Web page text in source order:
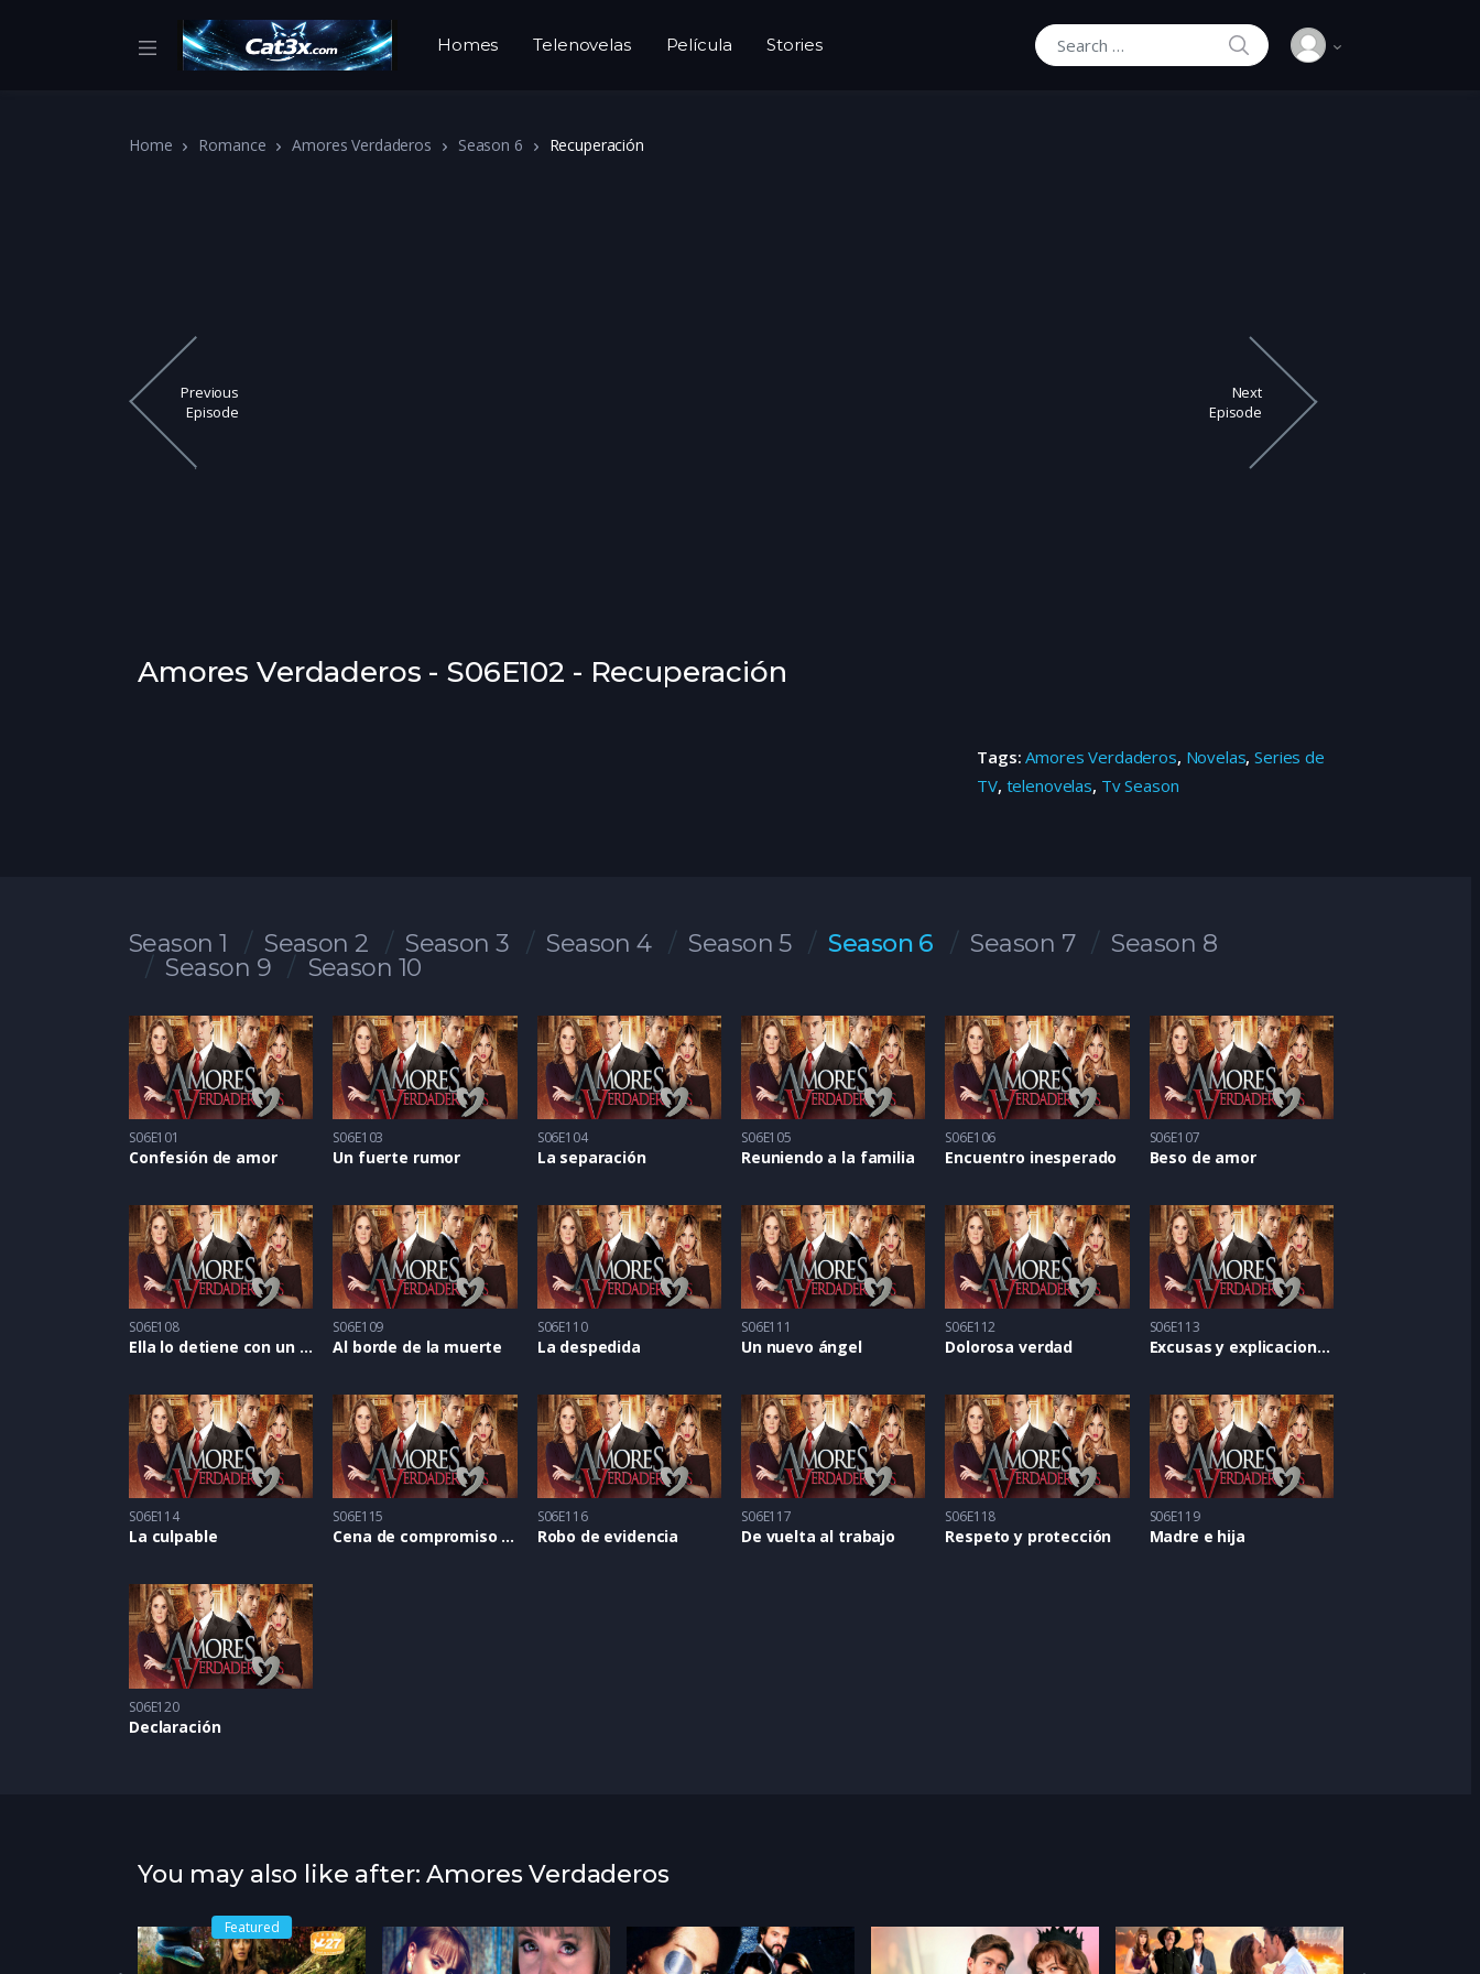
Homes Telenovelas Película Stories
Search for:
SEARCH
Home Romance Amores Verdaderos Season 6 Recuperación
Previous
Episode
Next
Episode
Amores Verdaderos - S06E102 - Recuperación
Tags:Amores Verdaderos, Novelas,Series de
TV, telenovelas, Tv Season
Season 1 Season 2 Season 3 Season 4 Season 5 Season 6 Season 7
Season 8
Season 9
Season 10
S06E101
Confesión de amor
S06E103
Un fuerte rumor
S06E104
La separación
S06E105
Reuniendo a la familia
S06E106
Encuentro inesperado
S06E107
Beso de amor
S06E108
Ella lo detiene con un beso
S06E109
Al borde de la muerte
S06E110
La despedida
S06E111
Un nuevo ángel
S06E112
Dolorosa verdad
S06E113
Excusas y explicaciones
S06E114
La culpable
S06E115
Cena de compromiso arruinada
S06E116
Robo de evidencia
S06E117
De vuelta al trabajo
S06E118
Respeto y protección
S06E119
Madre e hija
S06E120
Declaración
You may also like after: Amores Verdaderos
Featured